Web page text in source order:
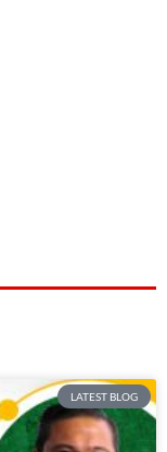
LATEST BLOG